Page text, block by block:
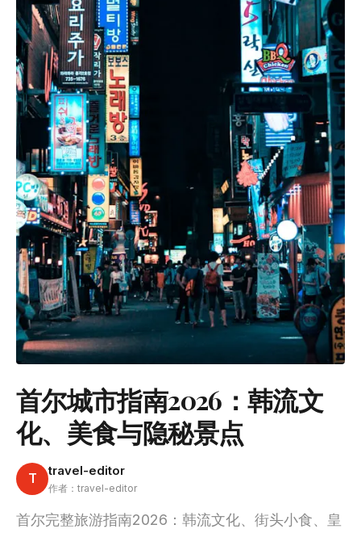
首尔城市指南2026：韩流文
化、美食与隐秘景点
T travel-editor
作者：travel-editor
首尔完整旅游指南2026：韩流文化、街头小食、皇